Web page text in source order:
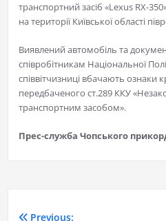
транспортний засіб «Lexus RX-
на території Київської області
Виявлений автомобіль та
співробітникам Національної
співвітчизниці вбачають ознаки
передбаченого ст.289 ККУ
транспортним засобом».
Прес-служба Чопського
Previous: